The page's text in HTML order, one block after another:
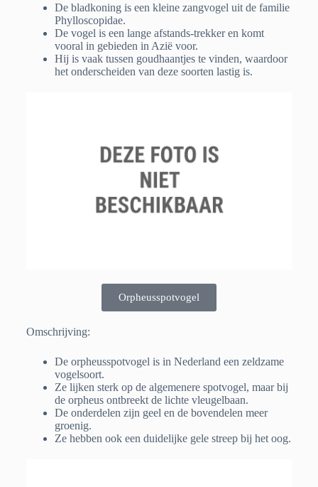
De bladkoning is een kleine zangvogel uit de familie
Phylloscopidae.
De vogel is een lange afstands-trekker en komt
vooral in gebieden in Azië voor.
Hij is vaak tussen goudhaantjes te vinden, waardoor
het onderscheiden van deze soorten lastig is.
Orpheusspotvogel
Omschrijving:
De orpheusspotvogel is in Nederland een zeldzame
vogelsoort.
Ze lijken sterk op de algemenere spotvogel, maar bij
de orpheus ontbreekt de lichte vleugelbaan.
De onderdelen zijn geel en de bovendelen meer
groenig.
Ze hebben ook een duidelijke gele streep bij het oog.